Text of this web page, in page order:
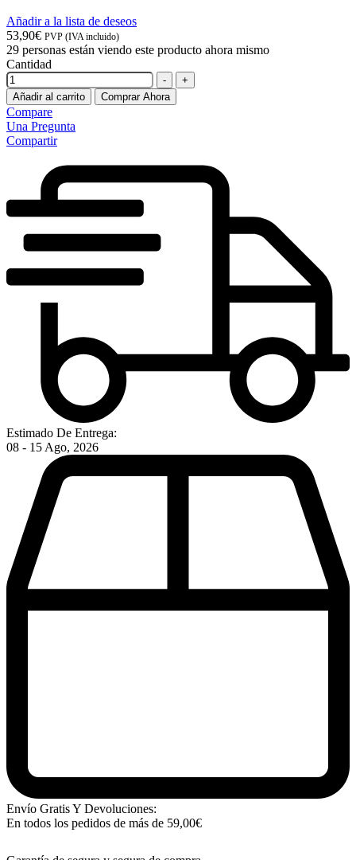
Añadir a la lista de deseos
53,90€ PVP (IVA incluido)
29 personas están viendo este producto ahora mismo
Cantidad
-
+
Añadir al carrito
Comprar Ahora
Compare
Una Pregunta
Compartir
Estimado De Entrega:
08 - 15 Ago, 2026
Envío Gratis Y Devoluciones:
En todos los pedidos de más de 59,00€